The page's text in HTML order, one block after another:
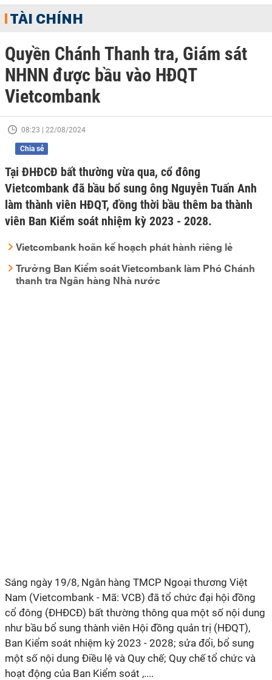
TÀI CHÍNH
Quyền Chánh Thanh tra, Giám sát
NHNN được bầu vào HĐQT
Vietcombank
08:23 | 22/08/2024
Chia sẻ
Tại ĐHĐCĐ bất thường vừa qua, cổ đông
Vietcombank đã bầu bổ sung ông Nguyễn Tuấn Anh
làm thành viên HĐQT, đồng thời bầu thêm ba thành
viên Ban Kiểm soát nhiệm kỳ 2023 - 2028.
Vietcombank hoãn kế hoạch phát hành riêng lẻ
Trưởng Ban Kiểm soát Vietcombank làm Phó Chánh
thanh tra Ngân hàng Nhà nước
Sáng ngày 19/8, Ngân hàng TMCP Ngoại thương Việt
Nam (Vietcombank - Mã: VCB) đã tổ chức đại hội đồng
cổ đông (ĐHĐCĐ) bất thường thông qua một số nội dung
như bầu bổ sung thành viên Hội đồng quản trị (HĐQT),
Ban Kiểm soát nhiệm kỳ 2023 - 2028; sửa đổi, bổ sung
một số nội dung Điều lệ và Quy chế; Quy chế tổ chức và
hoạt động của Ban Kiểm soát ,....